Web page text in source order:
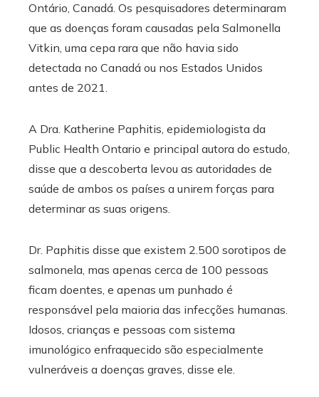
Ontário, Canadá. Os pesquisadores determinaram
que as doenças foram causadas pela Salmonella
Vitkin, uma cepa rara que não havia sido
detectada no Canadá ou nos Estados Unidos
antes de 2021.
A Dra. Katherine Paphitis, epidemiologista da
Public Health Ontario e principal autora do estudo,
disse que a descoberta levou as autoridades de
saúde de ambos os países a unirem forças para
determinar as suas origens.
Dr. Paphitis disse que existem 2.500 sorotipos de
salmonela, mas apenas cerca de 100 pessoas
ficam doentes, e apenas um punhado é
responsável pela maioria das infecções humanas.
Idosos, crianças e pessoas com sistema
imunológico enfraquecido são especialmente
vulneráveis ​​a doenças graves, disse ele.